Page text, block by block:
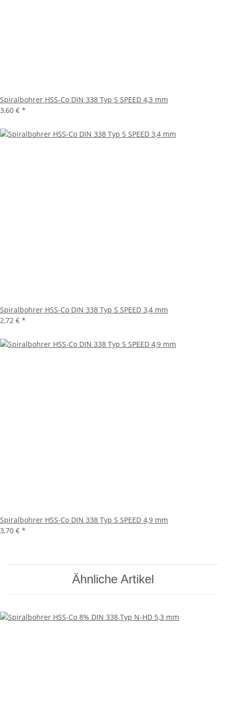
Spiralbohrer HSS-Co DIN 338 Typ S SPEED 4,3 mm
3,60 € *
Spiralbohrer HSS-Co DIN 338 Typ S SPEED 3,4 mm
2,72 € *
Spiralbohrer HSS-Co DIN 338 Typ S SPEED 4,9 mm
3,70 € *
Ähnliche Artikel